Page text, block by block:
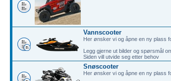
Vannscooter
Her ønsker vi og åpne en ny plass
Legg gjerne ut bilder og spørsmål
Siden vill utvide seg etter behov
Snøscooter
Her ønsker vi og åpne en ny plass